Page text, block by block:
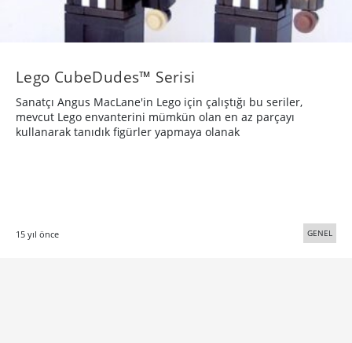
Lego CubeDudes™ Serisi
Sanatçı Angus MacLane'in Lego için çalıştığı bu seriler,
mevcut Lego envanterini mümkün olan en az parçayı
kullanarak tanıdık figürler yapmaya olanak
15 yıl önce GENEL